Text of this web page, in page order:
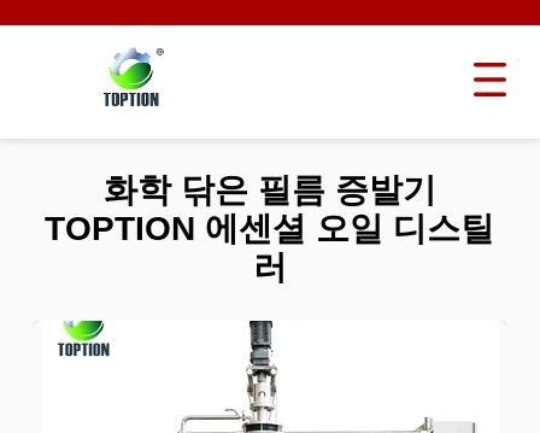
화학 닦은 필름 증발기
TOPTION 에센셜 오일 디스틸
러